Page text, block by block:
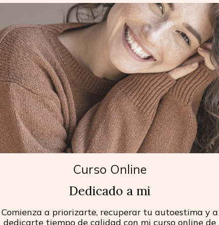
Curso Online
Dedicado a mi
Comienza a priorizarte, recuperar tu autoestima y a
dedicarte tiempo de calidad con mi curso online de